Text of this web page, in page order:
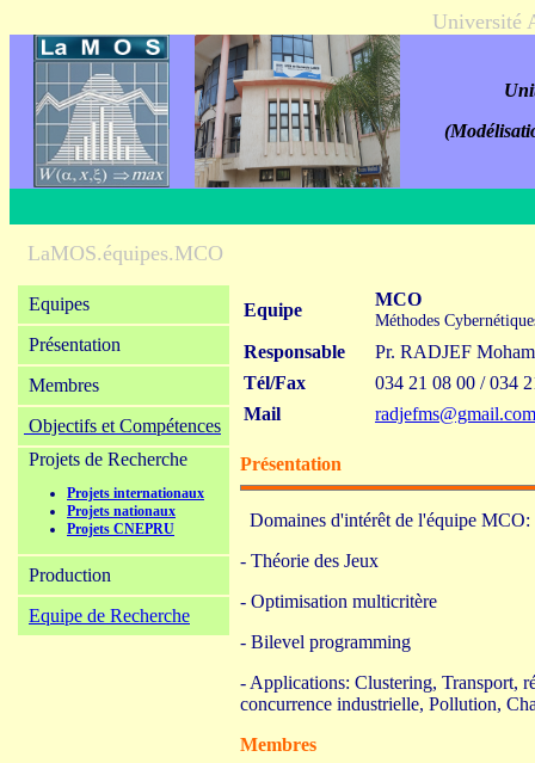
Université
LaMOS.équipes.MCO
Equipes
Présentation
Membres
Objectifs et Compétences
Projets de Recherche
Projets internationaux
Projets nationaux
Projets CNEPRU
Production
Equipe de Recherche
Equipe
MCO
Méthodes
Responsable
Pr. RADJEF
Tél/Fax
034 21 08 00 / 034
Mail
radjefms@gmail.com
Présentation
Domaines d'intérêt de l'équipe
- Théorie des Jeux
- Optimisation multicritère
- Bilevel programming
- Applications: Clustering, Transport,
concurrence industrielle, Pollution,
Membres